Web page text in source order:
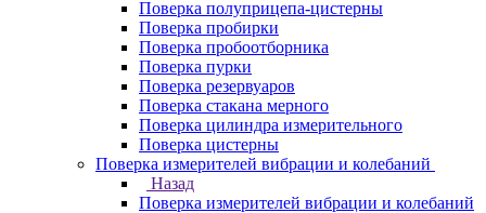
Поверка полуприцепа-цистерны
Поверка пробирки
Поверка пробоотборника
Поверка пурки
Поверка резервуаров
Поверка стакана мерного
Поверка цилиндра измерительного
Поверка цистерны
Поверка измерителей вибрации и колебаний
Назад
Поверка измерителей вибрации и колебаний